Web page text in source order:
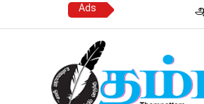
Ads ஆட்கள்